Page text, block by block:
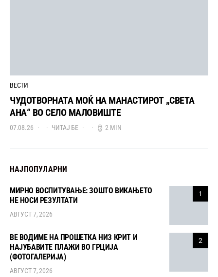
ВЕСТИ
ЧУДОТВОРНАТА МОЌ НА МАНАСТИРОТ „СВЕТА
АНА“ ВО СЕЛО МАЛОВИШТЕ
07.08.26 ЧИТАЈ БЕ 2 MIN
НАЈПОПУЛАРНИ
1
МИРНО ВОСПИТУВАЊЕ: ЗОШТО ВИКАЊЕТО
НЕ НОСИ РЕЗУЛТАТИ
АВГУСТ 7, 2026
2
ВЕ ВОДИМЕ НА ПРОШЕТКА НИЗ КРИТ И
НАЈУБАВИТЕ ПЛАЖИ ВО ГРЦИЈА
(ФОТОГАЛЕРИЈА)
АВГУСТ 7, 2026